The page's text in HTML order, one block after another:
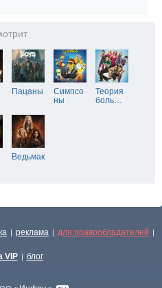
Пацаны
Симпсо
ны
Теория
боль…
Ведьмак
| реклама | для правообладателей |
VIP | блог